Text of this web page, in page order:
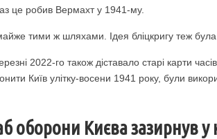
це робив Вермахт у 1941-му.
тими ж шляхами. Ідея бліцкригу теж була
2022-го також діставало старі карти
Київ улітку-восени 1941 року, були
оборони Києва зазирнув у